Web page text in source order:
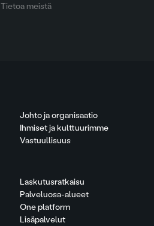
Tietoa meistä
Johto ja organisaatio
Ihmiset ja kulttuurimme
Vastuullisuus
Laskutusratkaisu
Palveluosa-alueet
One platform
Lisäpalvelut